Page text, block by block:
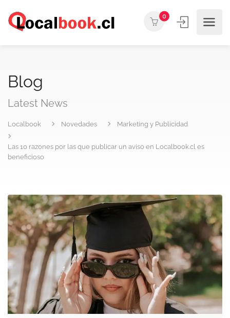
0
Blog
Latest News
Localbook Novedades Marketing y Publicidad
Las 10 razones por las que publicar un aviso en Localbook.cl es
beneficioso